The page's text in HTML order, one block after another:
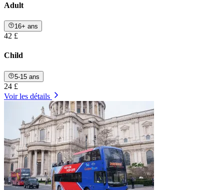
Adult
16+ ans
42 £
Child
5-15 ans
24 £
Voir les détails